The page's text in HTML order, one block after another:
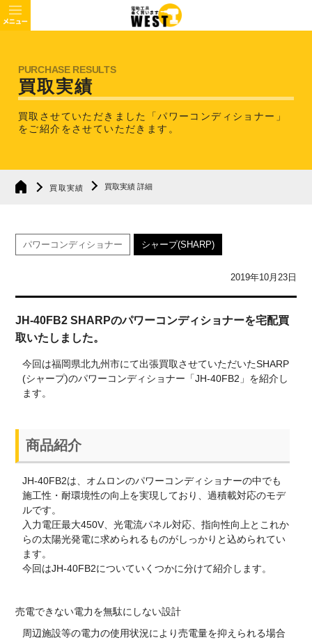
買取実績
買取させていただきました「パワーコンディショナー」
を ご紹介をさせていただきます。
買取実績 買取実績 詳細
パワーコンディショナー シャープ(SHARP)
2019年10月23日
JH-40FB2 SHARPのパワーコンディショナーを宅配買
取いたしました。
今回は福岡県北九州市にて出張買取させていただいたSHARP
(シャープ)のパワーコンディショナー「JH-40FB2」を紹介し
ます。
商品紹介
JH-40FB2は、オムロンのパワーコンディショナーの中でも
施工性・耐環境性の向上を実現しており、過積載対応のモデ
ルです。
入力電圧最大450V、光電流パネル対応、指向性向上とこれか
らの太陽光発電に求められるものがしっかりと込められてい
ます。
今回はJH-40FB2についていくつかに分けて紹介します。
売電できない電力を無駄にしない設計
周辺施設等の電力の使用状況により売電量を抑えられる場合